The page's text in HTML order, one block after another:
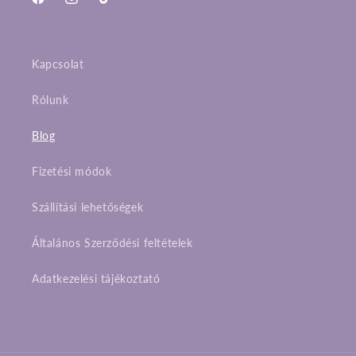
FacebookInstagramTikTok
Kapcsolat
Rólunk
Blog
Fizetési módok
Szállítási lehetőségek
Általános Szerződési feltételek
Adatkezelési tájékoztató